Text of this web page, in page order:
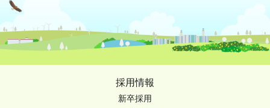
採用情報
新卒採用